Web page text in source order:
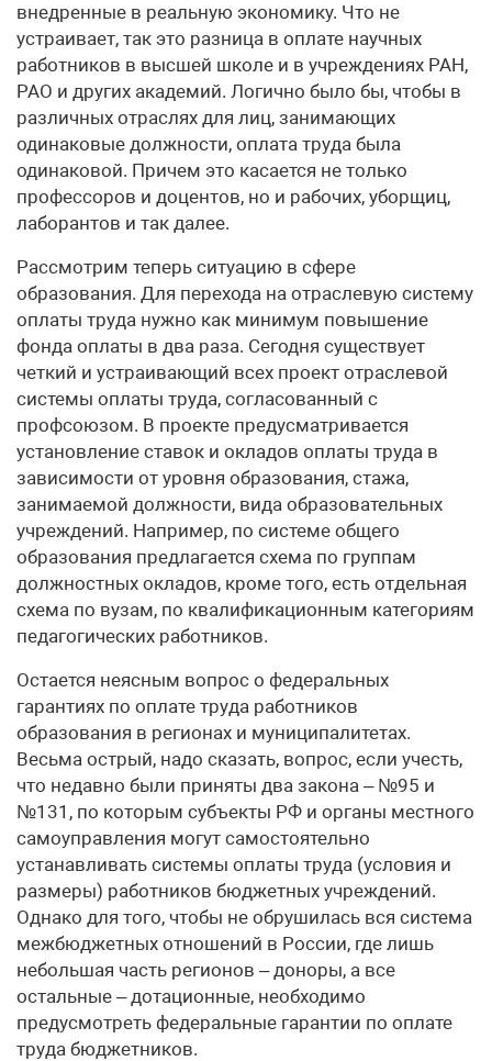
внедренные в реальную экономику. Что не
устраивает, так это разница в оплате научных
работников в высшей школе и в учреждениях РАН,
РАО и других академий. Логично было бы, чтобы в
различных отраслях для лиц, занимающих
одинаковые должности, оплата труда была
одинаковой. Причем это касается не только
профессоров и доцентов, но и рабочих, уборщиц,
лаборантов и так далее.
Рассмотрим теперь ситуацию в сфере
образования. Для перехода на отраслевую систему
оплаты труда нужно как минимум повышение
фонда оплаты в два раза. Сегодня существует
четкий и устраивающий всех проект отраслевой
системы оплаты труда, согласованный с
профсоюзом. В проекте предусматривается
установление ставок и окладов оплаты труда в
зависимости от уровня образования, стажа,
занимаемой должности, вида образовательных
учреждений. Например, по системе общего
образования предлагается схема по группам
должностных окладов, кроме того, есть отдельная
схема по вузам, по квалификационным категориям
педагогических работников.
Остается неясным вопрос о федеральных
гарантиях по оплате труда работников
образования в регионах и муниципалитетах.
Весьма острый, надо сказать, вопрос, если учесть,
что недавно были приняты два закона – №95 и
№131, по которым субъекты РФ и органы местного
самоуправления могут самостоятельно
устанавливать системы оплаты труда (условия и
размеры) работников бюджетных учреждений.
Однако для того, чтобы не обрушилась вся система
межбюджетных отношений в России, где лишь
небольшая часть регионов – доноры, а все
остальные – дотационные, необходимо
предусмотреть федеральные гарантии по оплате
труда бюджетников.